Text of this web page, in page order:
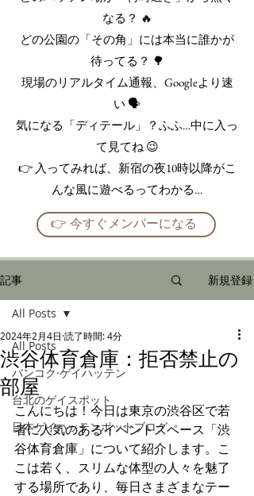
なる？ 🔥
どの公園の「その角」には本当に誰かが
待ってる？ 🌳
現場のリアルタイム通報、Googleより速
い 🗣️
気になる「ディテール」？ふふ…中に入っ
て見てね 😉
👉 入ってみれば、新宿の夜10時以降がこ
んな風に遊べるってわかる…
👉 今すぐメンバーになる
記事 新規登録
All Posts
バンコク·ゲイハッテン
台北のゲイスポット
日本ゲイハッテンポットブログ
All Posts
渋谷体育倉庫：拒否禁止の
部屋
2024年2月4日 読了時間: 4分
こんにちは！今日は東京の渋谷区で若
者に人気のあるイベントスペース「渋
谷体育倉庫 」について紹介します。こ
こは若く、スリムな体型の人々を魅了
する場所であり、毎日さまざまなテー